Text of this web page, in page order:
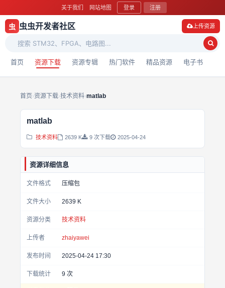
关于我们 网站地图 登录 注册
虫 虫虫开发者社区
首页 资源下载 资源专辑 热门软件 精品资源 电子书
上传资源
首页›资源下载›技术资料›matlab
matlab
技术资料 2639 K 9 次下载 2025-04-24
资源详细信息
文件格式 压缩包
文件大小 2639 K
资源分类 技术资料
上传者 zhaiyawei
发布时间 2025-04-24 17:30
下载统计 9 次